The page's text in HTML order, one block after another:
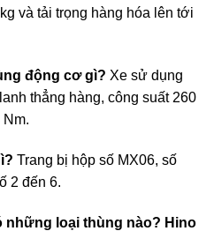
và tải trọng hàng hóa lên tới
động cơ gì? Xe sử dụng
thẳng hàng, công suất 260
Nm.
Trang bị hộp số MX06, số
2 đến 6.
những loại thùng nào? Hino